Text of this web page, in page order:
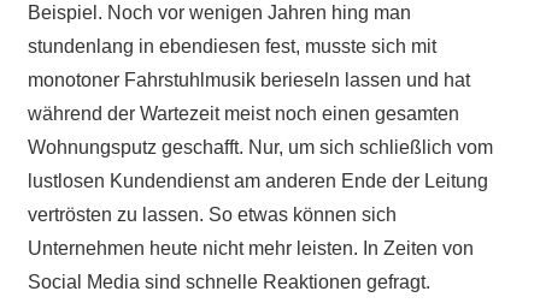
Beispiel. Noch vor wenigen Jahren hing man
stundenlang in ebendiesen fest, musste sich mit
monotoner Fahrstuhlmusik berieseln lassen und hat
während der Wartezeit meist noch einen gesamten
Wohnungsputz geschafft. Nur, um sich schließlich vom
lustlosen Kundendienst am anderen Ende der Leitung
vertrösten zu lassen. So etwas können sich
Unternehmen heute nicht mehr leisten. In Zeiten von
Social Media sind schnelle Reaktionen gefragt.